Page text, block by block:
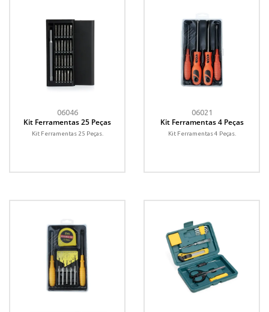
06046
Kit Ferramentas 25 Peças
Kit Ferramentas 25 Peças.
06021
Kit Ferramentas 4 Peças
Kit Ferramentas 4 Peças.